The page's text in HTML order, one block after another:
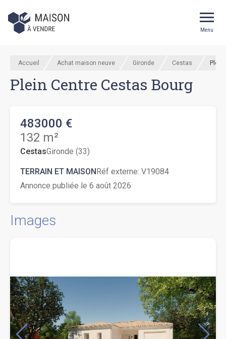
Menu
Accueil Achat maison neuve Gironde Cestas Plein
Plein Centre Cestas Bourg
483000 €
132 m²
CestasGironde (33)
TERRAIN ET MAISONRéf externe: V19084
Annonce publiée le 6 août 2026
Images